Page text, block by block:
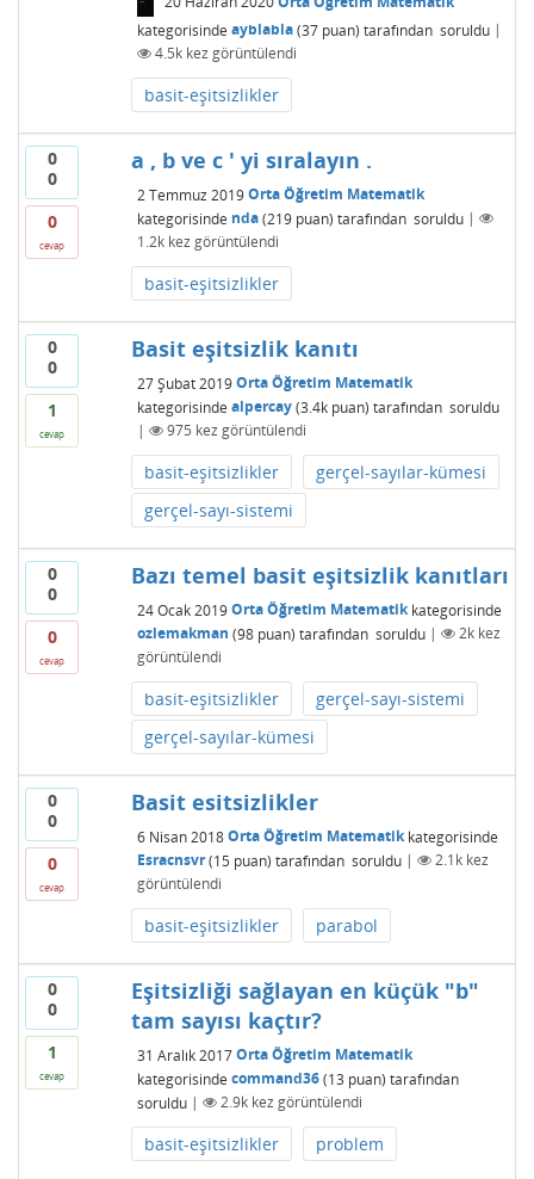
kategorisinde ayblabla (37puan) tarafından soruldu |
4.5kkez görüntülendi
basit-eşitsizlikler
0
0
0
cevap
a , b ve c ' yi sıralayın .
2 Temmuz 2019 Orta Öğretim Matematik
kategorisinde nda (219puan) tarafından soruldu |
1.2kkez görüntülendi
basit-eşitsizlikler
0
0
1
cevap
Basit eşitsizlik kanıtı
27 Şubat 2019 Orta Öğretim Matematik
kategorisinde alpercay (3.4kpuan) tarafından soruldu
|
975 kez görüntülendi
basit-eşitsizlikler
gerçel-sayılar-kümesi
gerçel-sayı-sistemi
0
0
0
cevap
Bazı temel basit eşitsizlik kanıtları
24 Ocak 2019 Orta Öğretim Matematikkategorisinde
ozlemakman (98puan) tarafından soruldu | 2kkez
görüntülendi
basit-eşitsizlikler
gerçel-sayı-sistemi
gerçel-sayılar-kümesi
0
0
0
cevap
Basit esitsizlikler
6 Nisan 2018 Orta Öğretim Matematikkategorisinde
Esracnsvr (15 puan) tarafından soruldu | 2.1kkez
görüntülendi
basit-eşitsizlikler parabol
0
0
1
cevap
Eşitsizliği sağlayan en küçük "b"
tam sayısı kaçtır?
31 Aralık 2017 Orta Öğretim Matematik
kategorisinde command36 (13 puan) tarafından
soruldu | 2.9kkez görüntülendi
basit-eşitsizlikler problem